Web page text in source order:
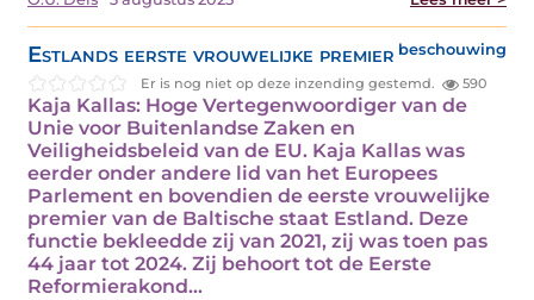
Estlands eerste vrouwelijke premier beschouwing
Er is nog niet op deze inzending gestemd. 590
Kaja Kallas: Hoge Vertegenwoordiger van de
Unie voor Buitenlandse Zaken en
Veiligheidsbeleid van de EU. Kaja Kallas was
eerder onder andere lid van het Europees
Parlement en bovendien de eerste vrouwelijke
premier van de Baltische staat Estland. Deze
functie bekleedde zij van 2021, zij was toen pas
44 jaar tot 2024. Zij behoort tot de Eerste
Reformierakond…